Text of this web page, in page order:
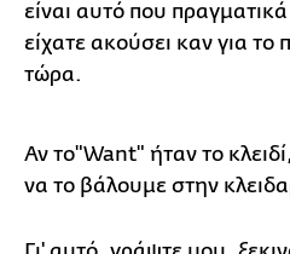
είναι αυτό που
είχατε ακούσει καν για το
τώρα.
Αν το"Want" ήταν το
να το βάλουμε στην